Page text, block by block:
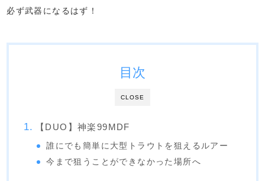
必ず武器になるはず！
CLOSE
目次
【DUO】神楽99MDF
誰にでも簡単に大型トラウトを狙えるルアー
今まで狙うことができなかった場所へ